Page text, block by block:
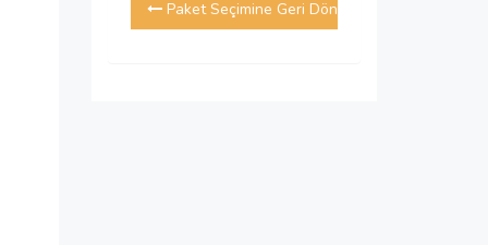
Paket Seçimine Geri Dön